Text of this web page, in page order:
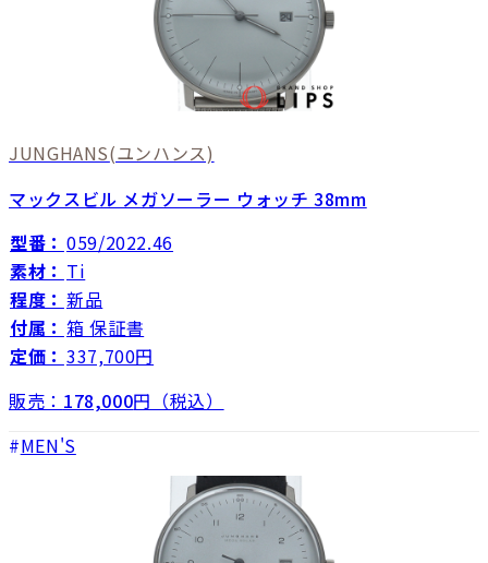
JUNGHANS(ユンハンス)
マックスビル メガソーラー ウォッチ 38mm
型番： 059/2022.46
素材： Ti
程度： 新品
付属： 箱 保証書
定価： 337,700円
販売： 178,000円（税込）
MEN'S